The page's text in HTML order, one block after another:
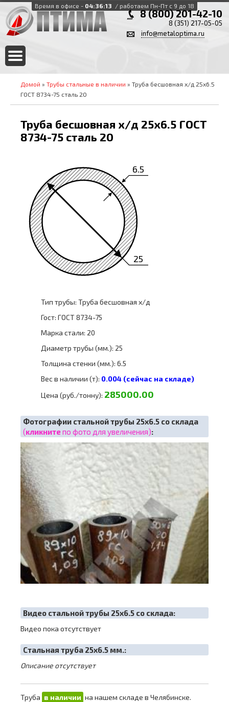
Время в офисе - 04:36:14 / работаем Пн-Пт с 9 до 18
8 (800) 201-42-10
8 (351) 217-05-05
info@metaloptima.ru
Домой » Трубы стальные в наличии » Труба бесшовная х/д 25х6.5
ГОСТ 8734-75 сталь 20
Труба бесшовная х/д 25х6.5 ГОСТ
8734-75 сталь 20
25
6.5
Тип трубы: Труба бесшовная х/д
Гост: ГОСТ 8734-75
Марка стали: 20
Диаметр трубы (мм.): 25
Толщина стенки (мм.): 6.5
Вес в наличии (т): 0.004 (сейчас на складе)
Цена (руб./тонну): 285000.00
Фотографии стальной трубы 25х6.5 со склада
(кликнитепо фото для увеличения):
Видео стальной трубы 25х6.5 со склада:
Видео пока отсутствует
Cтальная труба 25х6.5 мм.:
Описание отсутствует
Труба в наличии на нашем складе в Челябинске.